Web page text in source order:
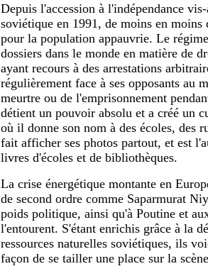
Depuis l'accession à l'indépendance
soviétique en 1991, de moins en moins
pour la population appauvrie. Le
dossiers dans le monde en matière de
ayant recours à des arrestations
régulièrement face à ses opposants au
meurtre ou de l'emprisonnement
détient un pouvoir absolu et a créé un
où il donne son nom à des écoles, des
fait afficher ses photos partout, et est
livres d'écoles et de bibliothèques.
La crise énergétique montante en
de second ordre comme Saparmurat
poids politique, ainsi qu'à Poutine et
l'entourent. S'étant enrichis grâce à la
ressources naturelles soviétiques, ils
façon de se tailler une place sur la